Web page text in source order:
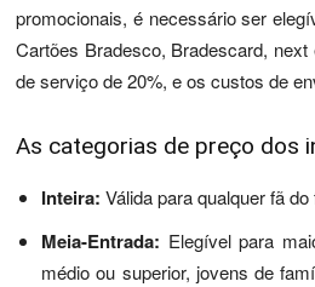
promocionais, é necessário ser
Cartões Bradesco, Bradescard,
de serviço de 20%, e os custos de
As categorias de preço dos
Inteira: Válida para qualquer fã
Meia-Entrada: Elegível para
médio ou superior, jovens de